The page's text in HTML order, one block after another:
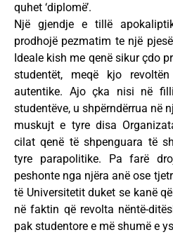
quhet ‘diplomë’.
Një gjendje e tillë
prodhojë pezmatim te një
Ideale kish me qenë sikur çdo
studentët, meqë kjo
autentike. Ajo çka nisi në
studentëve, u shpërndërrua në
muskujt e tyre disa
cilat qenë të shpenguara të
tyre parapolitike. Pa farë
peshonte nga njëra anë ose
të Universitetit duket se kanë
në faktin që revolta nëntë-
pak studentore e më shumë e